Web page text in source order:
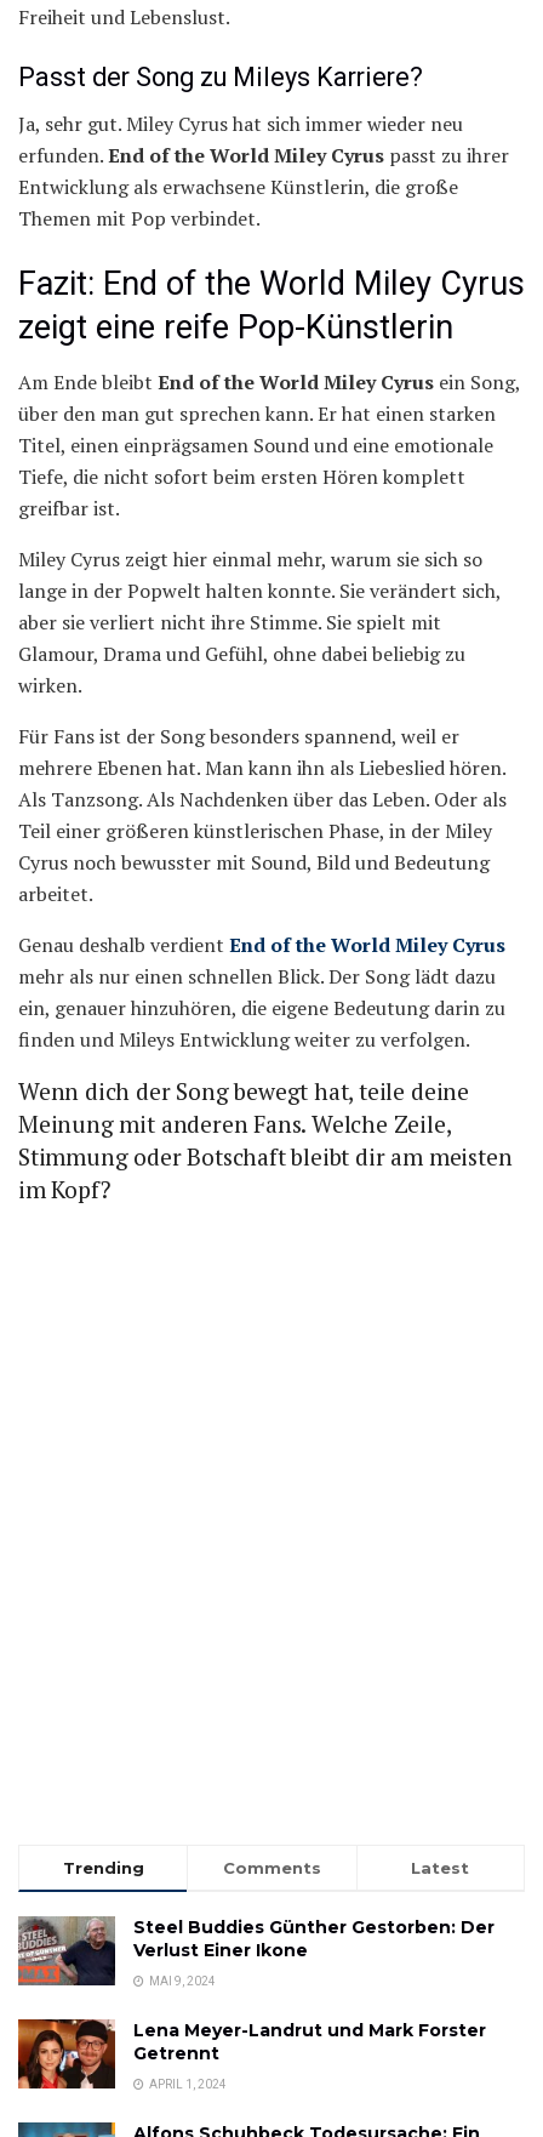
Freiheit und Lebenslust.
Passt der Song zu Mileys Karriere?
Ja, sehr gut. Miley Cyrus hat sich immer wieder neu
erfunden.End of the World Miley Cyrus passt zu ihrer
Entwicklung als erwachsene Künstlerin, die große
Themen mit Pop verbindet.
Fazit: End of the World Miley Cyrus
zeigt eine reife Pop-Künstlerin
Am Ende bleibt End of the World Miley Cyrus ein Song,
über den man gut sprechen kann. Er hat einen starken
Titel, einen einprägsamen Sound und eine emotionale
Tiefe, die nicht sofort beim ersten Hören komplett
greifbar ist.
Miley Cyrus zeigt hier einmal mehr, warum sie sich so
lange in der Popwelt halten konnte. Sie verändert sich,
aber sie verliert nicht ihre Stimme. Sie spielt mit
Glamour, Drama und Gefühl, ohne dabei beliebig zu
wirken.
Für Fans ist der Song besonders spannend, weil er
mehrere Ebenen hat. Man kann ihn als Liebeslied hören.
Als Tanzsong. Als Nachdenken über das Leben. Oder als
Teil einer größeren künstlerischen Phase, in der Miley
Cyrus noch bewusster mit Sound, Bild und Bedeutung
arbeitet.
Genau deshalb verdient End of the World Miley Cyrus
mehr als nur einen schnellen Blick. Der Song lädt dazu
ein, genauer hinzuhören, die eigene Bedeutung darin zu
finden und Mileys Entwicklung weiter zu verfolgen.
Wenn dich der Song bewegt hat, teile deine
Meinung mit anderen Fans. Welche Zeile,
Stimmung oder Botschaft bleibt dir am meisten
im Kopf?
Trending Comments Latest
Steel Buddies Günther Gestorben: Der
Verlust Einer Ikone
MAI 9, 2024
Lena Meyer-Landrut und Mark Forster
Getrennt
APRIL 1, 2024